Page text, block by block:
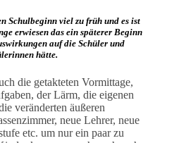
Schulbeginn viel zu früh und es ist
erwiesen das ein späterer Beginn
auf die Schüler und
hätte.
die getakteten Vormittage,
der Lärm, die eigenen
veränderten äußeren
neue Lehrer, neue
etc. um nur ein paar zu